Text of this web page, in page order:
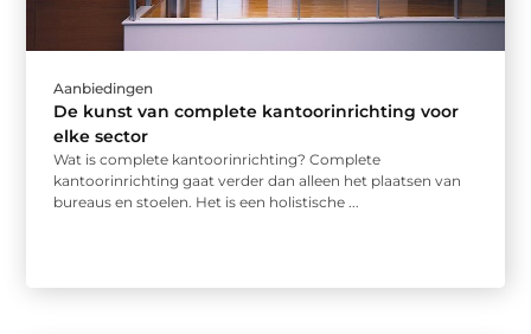
Aanbiedingen
De kunst van complete kantoorinrichting voor
elke sector
Wat is complete kantoorinrichting? Complete
kantoorinrichting gaat verder dan alleen het plaatsen van
bureaus en stoelen. Het is een holistische ...